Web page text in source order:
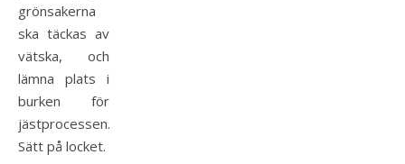
grönsakerna
ska täckas av
vätska, och
lämna plats i
burken för
jästprocessen.
Sätt på locket.